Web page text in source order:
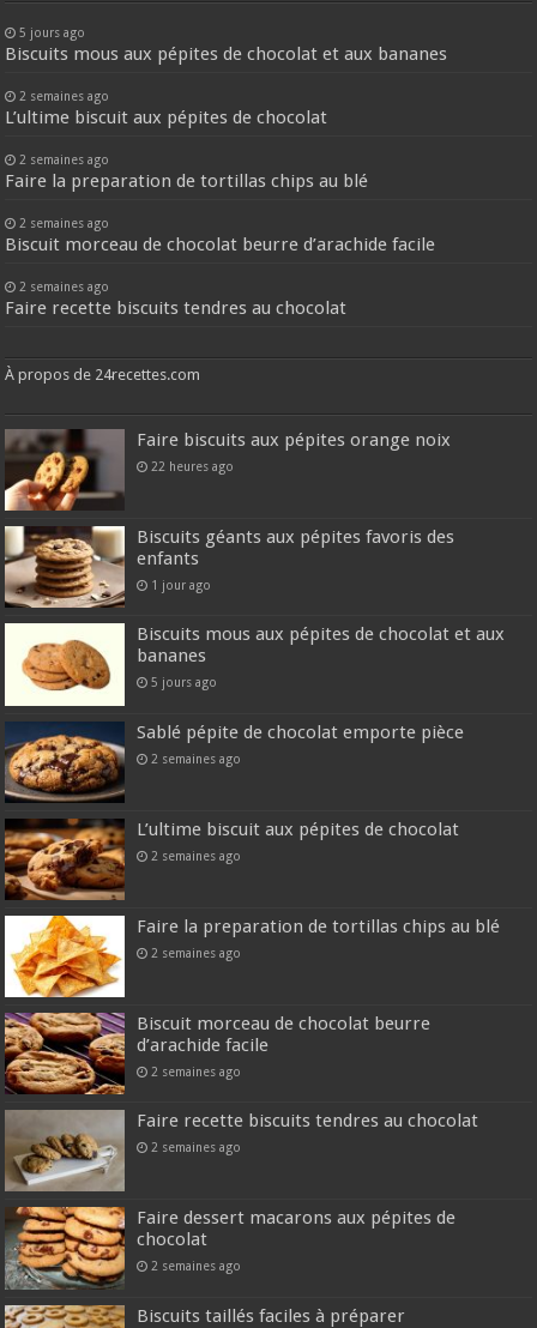
5 jours ago
Biscuits mous aux pépites de chocolat et aux bananes
2 semaines ago
L’ultime biscuit aux pépites de chocolat
2 semaines ago
Faire la preparation de tortillas chips au blé
2 semaines ago
Biscuit morceau de chocolat beurre d’arachide facile
2 semaines ago
Faire recette biscuits tendres au chocolat
À propos de 24recettes.com
Faire biscuits aux pépites orange noix
22 heures ago
Biscuits géants aux pépites favoris des
enfants
1 jour ago
Biscuits mous aux pépites de chocolat et aux
bananes
5 jours ago
Sablé pépite de chocolat emporte pièce
2 semaines ago
L’ultime biscuit aux pépites de chocolat
2 semaines ago
Faire la preparation de tortillas chips au blé
2 semaines ago
Biscuit morceau de chocolat beurre
d’arachide facile
2 semaines ago
Faire recette biscuits tendres au chocolat
2 semaines ago
Faire dessert macarons aux pépites de
chocolat
2 semaines ago
Biscuits taillés faciles à préparer